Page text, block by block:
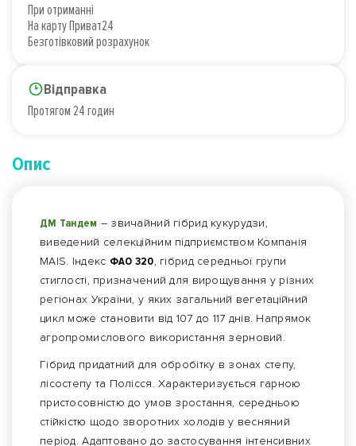
При отриманні
На карту Приват24
Безготівковий розрахунок
Відправка
Протягом 24 годин
Опис
ДМ Тандем – звичайний гібрид кукурудзи,
виведений селекційним підприємством Компанія
MAIS. Індекс ФАО 320, гібрид середньої групи
стиглості, призначений для вирощування у різних
регіонах України, у яких загальний вегетаційний
цикл може становити від 107 до 117 днів. Напрямок
агропромислового використання зерновий.
Гібрид придатний для обробітку в зонах степу,
лісостепу та Полісся. Характеризується гарною
пристосовністю до умов зростання, середньою
стійкістю щодо зворотних холодів у весняний
період. Адаптовано до застосування інтенсивних